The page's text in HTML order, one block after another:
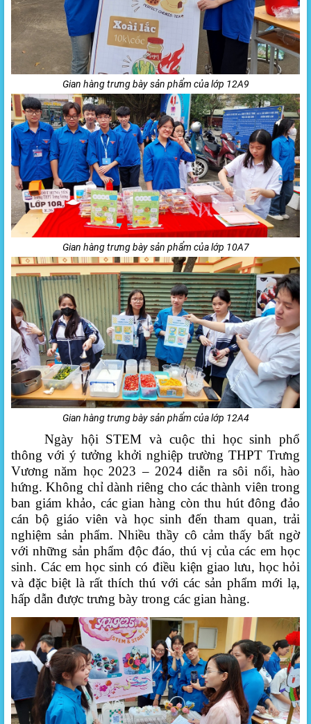
Gian hàng trưng bày sản phẩm của lớp 12A9
Gian hàng trưng bày sản phẩm của lớp 10A7
Gian hàng trưng bày sản phẩm của lớp 12A4
Ngày hội STEM và cuộc thi học sinh phổ
thông với ý tưởng khởi nghiệp trường THPT Trưng
Vươngnăm học 2023 – 2024diễn ra sôi nổi, hào
hứng. Không chỉ dành riêng cho các thành viên trong
ban giám khảo, các gian hàng còn thu hút đông đảo
cán bộ giáo viên và học sinh đến tham quan, trải
nghiệm sản phẩm. Nhiều thầy cô cảm thấy bất ngờ
với những sản phẩm độc đáo, thú vị của các em học
sinh. Các em học sinh có điều kiện giao lưu, học hỏi
và đặc biệt là rất thích thú với các sản phẩm mới lạ,
hấp dẫn được trưng bày trong các gian hàng.